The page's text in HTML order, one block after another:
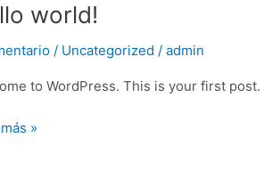
world!
/ Uncategorized / admin
to WordPress. This is your first
»